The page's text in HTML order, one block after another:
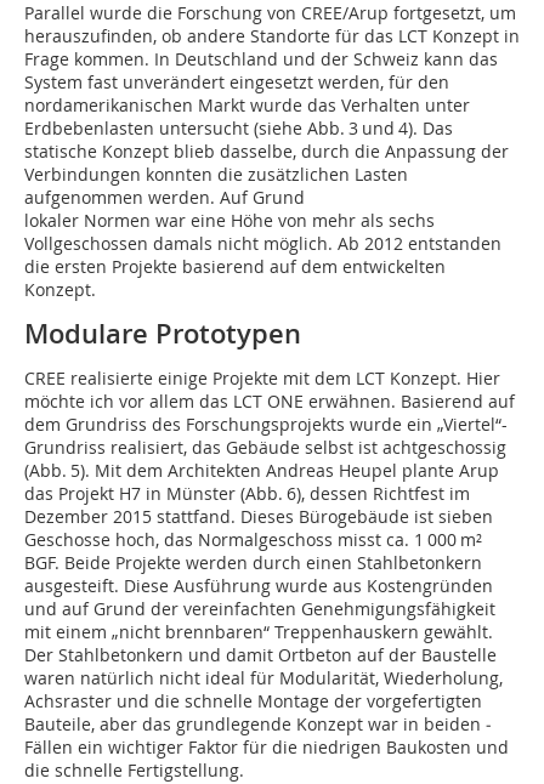
Parallel wurde die Forschung von CREE/Arup fortgesetzt, um
herauszufinden, ob andere Standorte für das LCT Konzept in
Frage kommen. In Deutschland und der Schweiz kann das
System fast unverändert eingesetzt werden, für den
nordamerikanischen Markt wurde das Verhalten unter
Erdbebenlasten untersucht (siehe Abb. 3 und 4). Das
statische Konzept blieb dasselbe, durch die Anpassung der
Verbindungen konnten die zusätzlichen Lasten
aufgenommen werden. Auf Grund
lokaler Normen war eine Höhe von mehr als sechs
Vollgeschossen damals nicht möglich. Ab 2012 entstanden
die ersten Projekte basierend auf dem entwickelten
Konzept.
Modulare Prototypen
CREE realisierte einige Projekte mit dem LCT Konzept. Hier
möchte ich vor allem das LCT ONE erwähnen. Basierend auf
dem Grundriss des Forschungsprojekts wurde ein „Viertel“-
Grundriss realisiert, das Gebäude selbst ist achtgeschossig
(Abb. 5). Mit dem Architekten Andreas Heupel plante Arup
das Projekt H7 in Münster (Abb. 6), dessen Richtfest im
Dezember 2015 stattfand. Dieses Bürogebäude ist sieben
Geschosse hoch, das Normalgeschoss misst ca. 1 000 m²
BGF. Beide Projekte werden durch einen Stahlbetonkern
ausgesteift. Diese Ausführung wurde aus Kostengründen
und auf Grund der vereinfachten Genehmigungsfähigkeit
mit einem „nicht brennbaren“ Treppenhauskern gewählt.
Der Stahlbetonkern und damit Ortbeton auf der Baustelle
waren natürlich nicht ideal für Modularität, Wiederholung,
Achsraster und die schnelle Montage der vorgefertigten
Bauteile, aber das grundlegende Konzept war in beiden ­
Fällen ein wichtiger Faktor für die niedrigen Baukosten und
die schnelle Fertigstellung.